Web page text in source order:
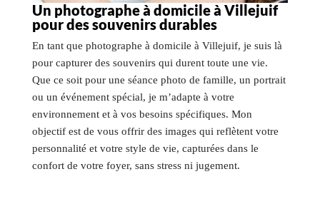
Un photographe à domicile à Villejuif
pour des souvenirs durables
En tant que photographe à domicile à Villejuif, je suis là
pour capturer des souvenirs qui durent toute une vie.
Que ce soit pour une séance photo de famille, un portrait
ou un événement spécial, je m’adapte à votre
environnement et à vos besoins spécifiques. Mon
objectif est de vous offrir des images qui reflètent votre
personnalité et votre style de vie, capturées dans le
confort de votre foyer, sans stress ni jugement.